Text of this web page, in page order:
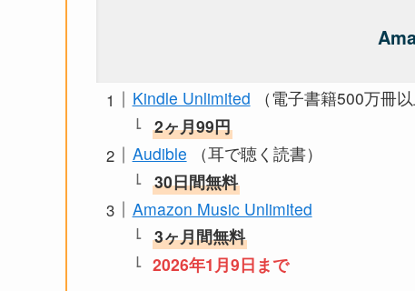
Kindle Unlimited
（電子書籍500万冊
2ヶ月99円
Audible （耳で聴く読書）
30日間無料
Amazon Music Unlimited
3ヶ月間無料
2026年1月9日まで